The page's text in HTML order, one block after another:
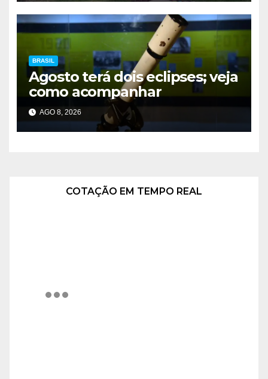
BRASIL
Agosto terá dois eclipses; veja
como acompanhar
AGO 8, 2026
COTAÇÃO EM TEMPO REAL